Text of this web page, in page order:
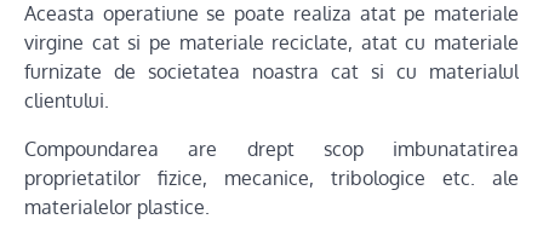
Aceasta operatiune se poate realiza atat pe materiale
virgine cat si pe materiale reciclate, atat cu materiale
furnizate de societatea noastra cat si cu materialul
clientului.
Compoundarea are drept scop imbunatatirea
proprietatilor fizice, mecanice, tribologice etc. ale
materialelor plastice.